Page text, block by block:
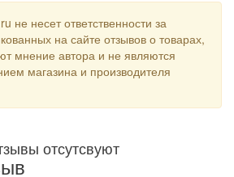
не несет ответственности за
на сайте отзывов о товарах,
мнение автора и не являются
магазина и производителя
отсутсвуют